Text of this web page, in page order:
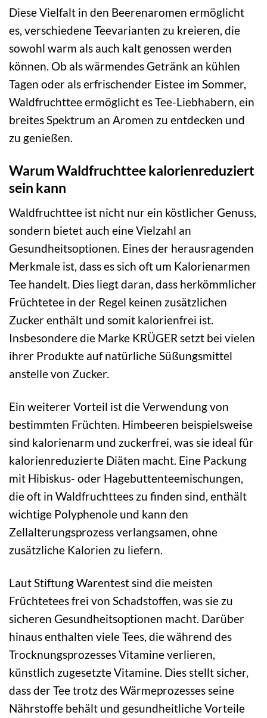
Diese Vielfalt in den Beerenaromen ermöglicht
es, verschiedene Teevarianten zu kreieren, die
sowohl warm als auch kalt genossen werden
können. Ob als wärmendes Getränk an kühlen
Tagen oder als erfrischender Eistee im Sommer,
Waldfruchttee ermöglicht es Tee-Liebhabern, ein
breites Spektrum an Aromen zu entdecken und
zu genießen.
Warum Waldfruchttee kalorienreduziert
sein kann
Waldfruchttee ist nicht nur ein köstlicher Genuss,
sondern bietet auch eine Vielzahl an
Gesundheitsoptionen. Eines der herausragenden
Merkmale ist, dass es sich oft um Kalorienarmen
Tee handelt. Dies liegt daran, dass herkömmlicher
Früchtetee in der Regel keinen zusätzlichen
Zucker enthält und somit kalorienfrei ist.
Insbesondere die Marke KRÜGER setzt bei vielen
ihrer Produkte auf natürliche Süßungsmittel
anstelle von Zucker.
Ein weiterer Vorteil ist die Verwendung von
bestimmten Früchten. Himbeeren beispielsweise
sind kalorienarm und zuckerfrei, was sie ideal für
kalorienreduzierte Diäten macht. Eine Packung
mit Hibiskus- oder Hagebuttenteemischungen,
die oft in Waldfruchttees zu finden sind, enthält
wichtige Polyphenole und kann den
Zellalterungsprozess verlangsamen, ohne
zusätzliche Kalorien zu liefern.
Laut Stiftung Warentest sind die meisten
Früchtetees frei von Schadstoffen, was sie zu
sicheren Gesundheitsoptionen macht. Darüber
hinaus enthalten viele Tees, die während des
Trocknungsprozesses Vitamine verlieren,
künstlich zugesetzte Vitamine. Dies stellt sicher,
dass der Tee trotz des Wärmeprozesses seine
Nährstoffe behält und gesundheitliche Vorteile